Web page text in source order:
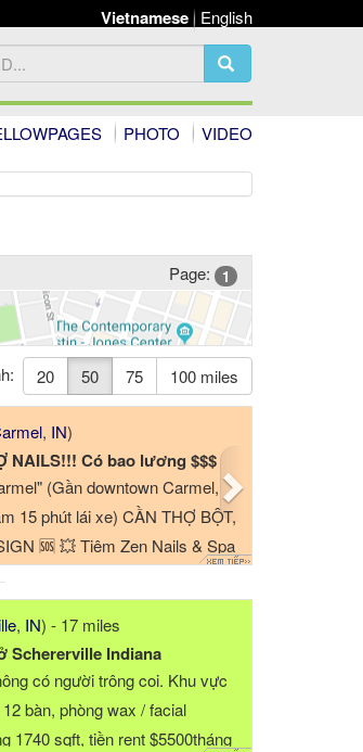
Vietnamese English
PHOTO VIDEO
Page: 1
20 50 75 100 miles
Paris Nails
Urgently hiring a nail technician
Experience required, able to do pedicures, No Chip,
Dipping Powder, Gel-X. Contact at ☎
Next
, IN) - 17 miles
Schererville Indiana
có người trông coi. Khu vực
bàn, phòng wax / facial
1740 sqft, tiền rent $5500tháng